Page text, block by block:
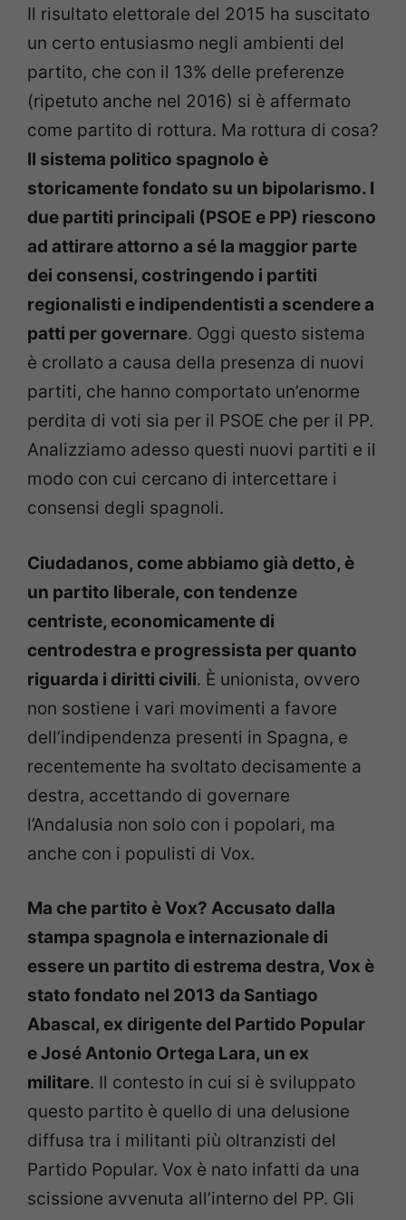
Il risultato elettorale del 2015 ha suscitato
un certo entusiasmo negli ambienti del
partito, che con il 13% delle preferenze
(ripetuto anche nel 2016) si è affermato
come partito di rottura. Ma rottura di cosa?
Il sistema politico spagnolo è
storicamente fondato su un bipolarismo. I
due partiti principali (PSOE e PP) riescono
ad attirare attorno a sé la maggior parte
dei consensi, costringendo i partiti
regionalisti e indipendentisti a scendere a
patti per governare. Oggi questo sistema
è crollato a causa della presenza di nuovi
partiti, che hanno comportato un’enorme
perdita di voti sia per il PSOE che per il PP.
Analizziamo adesso questi nuovi partiti e il
modo con cui cercano di intercettare i
consensi degli spagnoli.
Ciudadanos, come abbiamo già detto, è
un partito liberale, con tendenze
centriste, economicamente di
centrodestra e progressista per quanto
riguarda i diritti civili. È unionista, ovvero
non sostiene i vari movimenti a favore
dell’indipendenza presenti in Spagna, e
recentemente ha svoltato decisamente a
destra, accettando di governare
l’Andalusia non solo con i popolari, ma
anche con i populisti di Vox.
Ma che partito è Vox? Accusato dalla
stampa spagnola e internazionale di
essere un partito di estrema destra, Vox è
stato fondato nel 2013 da Santiago
Abascal, ex dirigente del Partido Popular
e José Antonio Ortega Lara, un ex
militare. Il contesto in cui si è sviluppato
questo partito è quello di una delusione
diffusa tra i militanti più oltranzisti del
Partido Popular. Vox è nato infatti da una
scissione avvenuta all’interno del PP. Gli